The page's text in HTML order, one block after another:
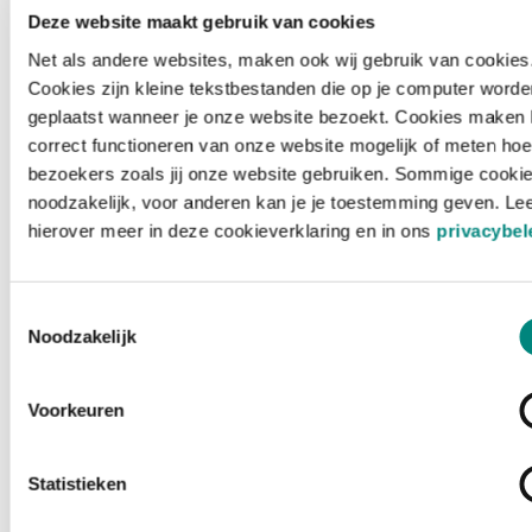
Deze website maakt gebruik van cookies
Net als andere websites, maken ook wij gebruik van
Cookies zijn kleine tekstbestanden die op je computer
geplaatst wanneer je onze website bezoekt. Cookies maken
correct functioneren van onze website mogelijk of meten hoe
bezoekers zoals jij onze website gebruiken. Sommige
noodzakelijk, voor anderen kan je je toestemming geven.
hierover meer in deze cookieverklaring en in ons
Noodzakelijk
Voorkeuren
Statistieken